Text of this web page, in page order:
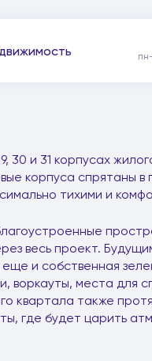
и 31 корпусах
корпуса спрятаны в
тихими и
весь проект.
и собственная
воркауты, места для
квартала также
где будет царить